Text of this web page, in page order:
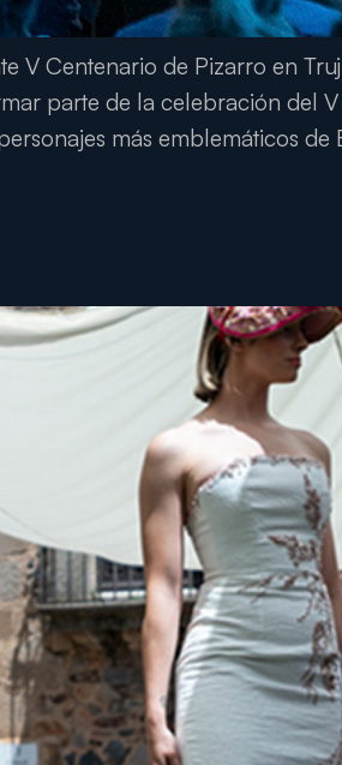
V Centenario de Pizarro en
parte de la celebración del
más emblemáticos de